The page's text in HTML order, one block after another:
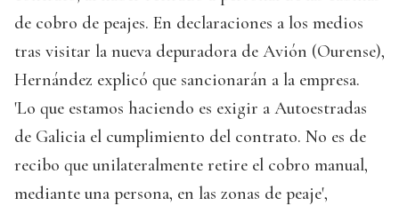
de cobro de peajes. En declaraciones a los medios
tras visitar la nueva depuradora de Avión (Ourense),
Hernández explicó que sancionarán a la empresa.
'Lo que estamos haciendo es exigir a Autoestradas
de Galicia el cumplimiento del contrato. No es de
recibo que unilateralmente retire el cobro manual,
mediante una persona, en las zonas de peaje',